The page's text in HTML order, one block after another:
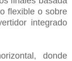
flexible o sobre
integrado
donde